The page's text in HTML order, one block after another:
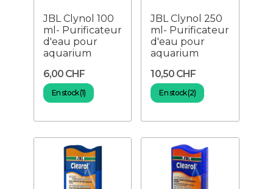
JBL Clynol 100
ml- Purificateur
d'eau pour
aquarium
6,00 CHF
En stock (1)
JBL Clynol 250
ml- Purificateur
d'eau pour
aquarium
10,50 CHF
En stock (2)